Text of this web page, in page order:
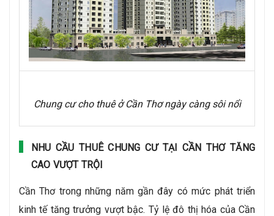
Chung cư cho thuê ở Cần Thơ ngày càng sôi nổi
NHU CẦU THUÊ CHUNG CƯ TẠI CẦN THƠ TĂNG
CAO VƯỢT TRỘI
Cần Thơ trong những năm gần đây có mức phát triển
kinh tế tăng trưởng vượt bậc. Tỷ lệ đô thị hóa của Cần